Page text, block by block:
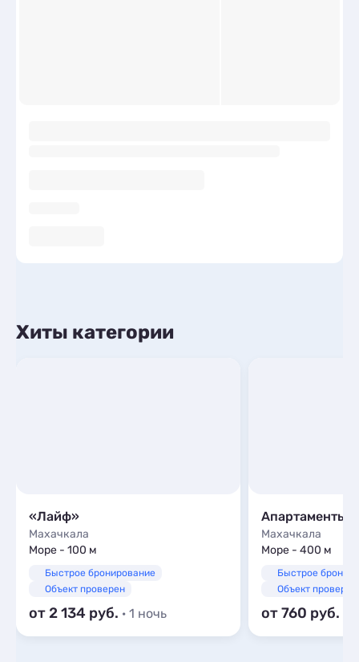
Хиты категории
«Лайф»
Махачкала
Море - 100 м
Быстрое бронирование
Объект проверен
от 2 134 · 1 ночь
Апартаменты
Махачкала
Море - 400 м
Быстрое
Объект проверен
от 760